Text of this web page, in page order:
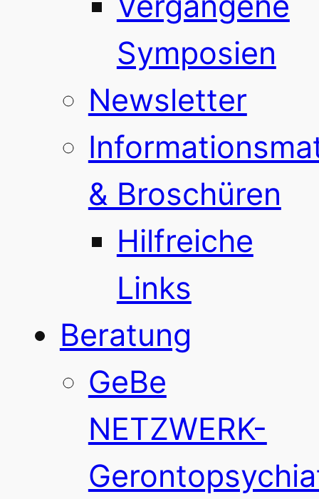
Symposien
Newsletter
& Broschüren
Hilfreiche
Links
Beratung
GeBe
NETZWERK-